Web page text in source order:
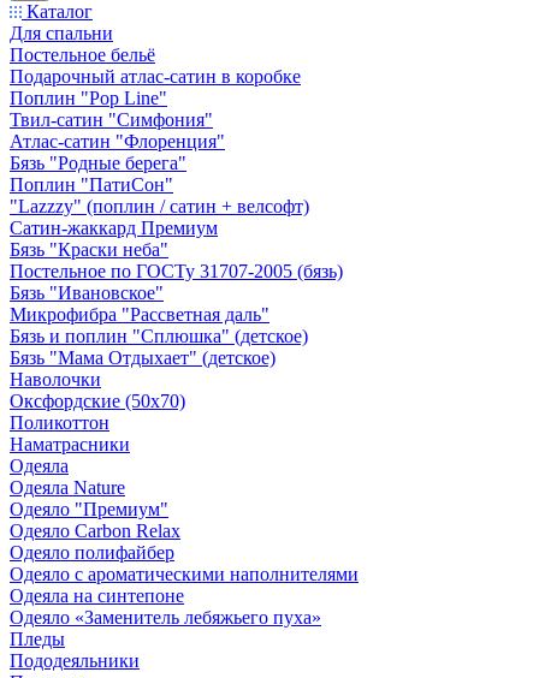
Каталог
Для спальни
Постельное бельё
Подарочный атлас-сатин в коробке
Поплин "Pop Line"
Твил-сатин "Симфония"
Атлас-сатин "Флоренция"
Бязь "Родные берега"
Поплин "ПатиСон"
"Lazzzy" (поплин / сатин + велсофт)
Сатин-жаккард Премиум
Бязь "Краски неба"
Постельное по ГОСТу 31707-2005 (бязь)
Бязь "Ивановское"
Микрофибра "Рассветная даль"
Бязь и поплин "Сплюшка" (детское)
Бязь "Мама Отдыхает" (детское)
Наволочки
Оксфордские (50х70)
Поликоттон
Наматрасники
Одеяла
Одеяла Nature
Одеяло "Премиум"
Одеяло Carbon Relax
Одеяло полифайбер
Одеяло с ароматическими наполнителями
Одеяла на синтепоне
Одеяло «Заменитель лебяжьего пуха»
Пледы
Пододеяльники